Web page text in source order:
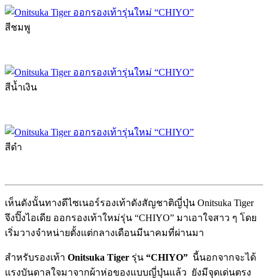
สีชมพู
สีน้ำเงิน
สีดำ
เห็นดังนั้นทางดีไซเนอร์รองเท้าดังสัญชาติญี่ปุ่น Onitsuka Tiger
จึงปิ๊งไอเดีย ออกรองเท้าใหม่รุ่น “CHIYO” มาเอาใจสาว ๆ โดย
เริ่มวางจำหน่ายตั้งแต่กลางเดือนมีนาคมที่ผ่านมา
สำหรับรองเท้า Onitsuka Tiger รุ่น “CHIYO” นี้นอกจากจะได้
แรงบันดาลใจมาจากผ้าห่อของแบบญี่ปุ่นแล้ว ยังมีจุดเด่นตรง